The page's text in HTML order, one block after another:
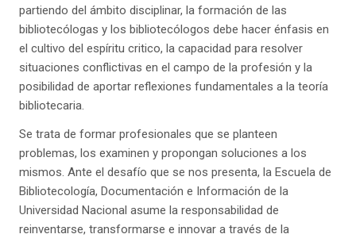
partiendo del ámbito disciplinar, la formación de las
bibliotecólogas y los bibliotecólogos debe hacer énfasis en
el cultivo del espíritu critico, la capacidad para resolver
situaciones conflictivas en el campo de la profesión y la
posibilidad de aportar reflexiones fundamentales a la teoría
bibliotecaria.
Se trata de formar profesionales que se planteen
problemas, los examinen y propongan soluciones a los
mismos. Ante el desafío que se nos presenta, la Escuela de
Bibliotecología, Documentación e Información de la
Universidad Nacional asume la responsabilidad de
reinventarse, transformarse e innovar a través de la